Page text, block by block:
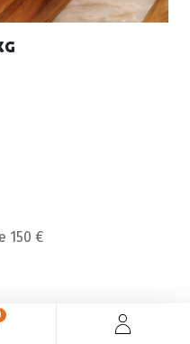
150 €